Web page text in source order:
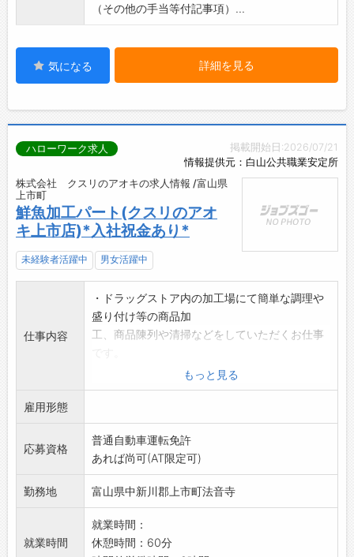
（その他の手当等付記事項）...
気になる 詳細を見る
掲載開始日:2026/07/21
情報提供元：白山公共職業安定所
ハローワーク求人
株式会社 クスリのアオキの求人情報 /富山県
上市町
鮮魚加工パート(クスリのアオ
キ上市店)*入社祝金あり*
未経験者活躍中 男女活躍中
仕事内容
・ドラッグストア内の加工場にて簡単な調理や
盛り付け等の商品加
工、商品陳列や清掃などをしていただくお仕事
(レジ業務はありません!)
・魚の知識、調理経験がなくても大丈夫!未経験
・魚の知識や調理技術が楽しく身につく環境で
す!
※応募を希望される方は事前にハローワークの
『紹介状』の交付を
受けて下さい。
変更範囲:変更あり(社内規定により、勤務場
所・職種・職務内容
の変更の可能性がある。勤務地の変更を伴う場
もっと見る
雇用形態
応募資格
普通自動車運転免許
あれば尚可(AT限定可)
勤務地 富山県中新川郡上市町法音寺
就業時間
就業時間：
休憩時間：60分